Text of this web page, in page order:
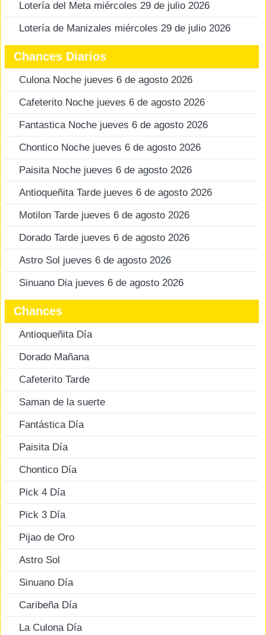
Lotería del Meta miércoles 29 de julio 2026
Lotería de Manizales miércoles 29 de julio 2026
Chances Diarios
Culona Noche jueves 6 de agosto 2026
Cafeterito Noche jueves 6 de agosto 2026
Fantastica Noche jueves 6 de agosto 2026
Chontico Noche jueves 6 de agosto 2026
Paisita Noche jueves 6 de agosto 2026
Antioqueñita Tarde jueves 6 de agosto 2026
Motilon Tarde jueves 6 de agosto 2026
Dorado Tarde jueves 6 de agosto 2026
Astro Sol jueves 6 de agosto 2026
Sinuano Dia jueves 6 de agosto 2026
Chances
Antioqueñita Día
Dorado Mañana
Cafeterito Tarde
Saman de la suerte
Fantástica Día
Paisita Día
Chontico Día
Pick 4 Día
Pick 3 Día
Pijao de Oro
Astro Sol
Sinuano Día
Caribeña Día
La Culona Día